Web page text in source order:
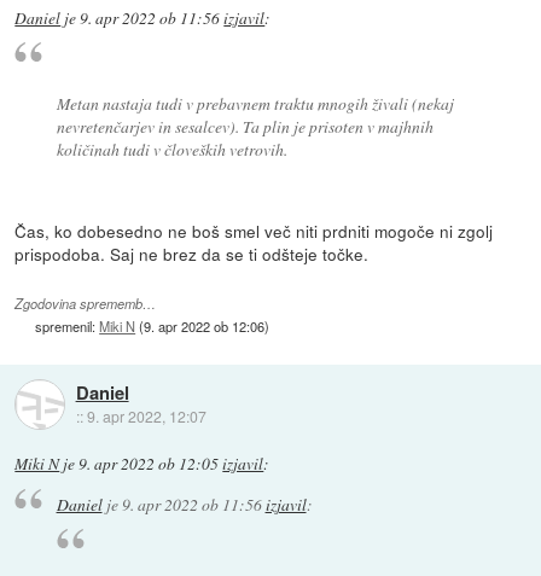
Daniel je9. apr 2022 ob 11:56izjavil:
Metan nastaja tudi v prebavnem traktu mnogih živali (nekaj
nevretenčarjev in sesalcev). Ta plin je prisoten v majhnih
količinah tudi v človeških vetrovih.
Čas, ko dobesedno ne boš smel več niti prdniti mogoče ni zgolj
prispodoba. Saj ne brez da se ti odšteje točke.
Zgodovina sprememb…
spremenil:Miki N(9. apr 2022 ob 12:06)
Daniel
::9. apr 2022, 12:07
Miki Nje9. apr 2022 ob 12:05izjavil:
Danielje 9. apr 2022 ob 11:56izjavil: